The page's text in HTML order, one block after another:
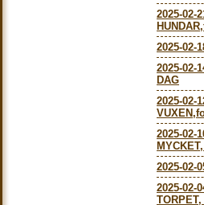
2025-02-
2025-02-
2025-02-
DAG
2025-02-
2025-02-
2025-02-
2025-02-